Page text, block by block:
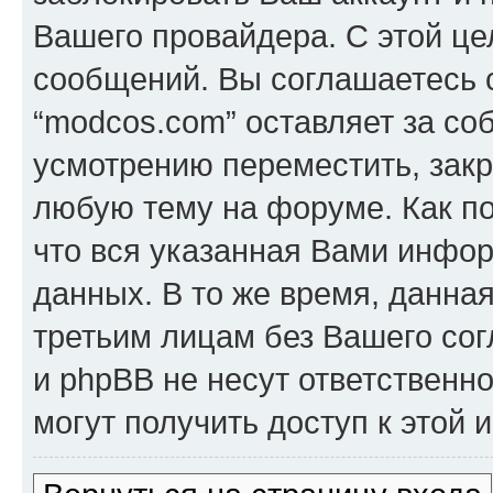
Вашего провайдера. С этой
сообщений. Вы соглашаетесь
“modcos.com” оставляет за
усмотрению переместить,
любую тему на форуме. Как
что вся указанная Вами
данных. В то же время,
третьим лицам без Вашего
и phpBB не несут
могут получить доступ к